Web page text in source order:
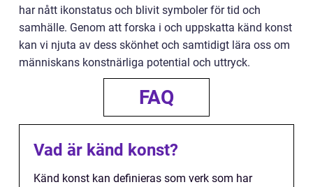
har nått ikonstatus och blivit symboler för tid och
samhälle. Genom att forska i och uppskatta känd konst
kan vi njuta av dess skönhet och samtidigt lära oss om
människans konstnärliga potential och uttryck.
FAQ
Vad är känd konst?
Känd konst kan definieras som verk som har